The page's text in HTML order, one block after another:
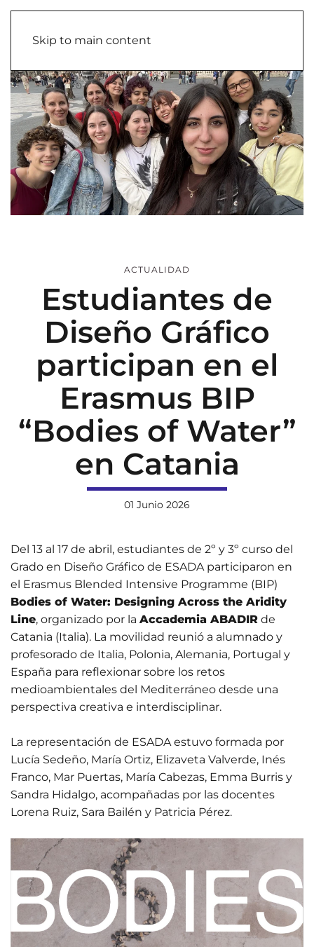
Skip to main content
ACTUALIDAD
Estudiantes de
Diseño Gráfico
participan en el
Erasmus BIP
“Bodies of Water”
en Catania
01 Junio 2026
Del 13 al 17 de abril, estudiantes de 2º y 3º curso del
Grado en Diseño Gráfico de ESADA participaron en
el Erasmus Blended Intensive Programme (BIP)
Bodies of Water: Designing Across the Aridity
Line, organizado por la Accademia ABADIR de
Catania (Italia). La movilidad reunió a alumnado y
profesorado de Italia, Polonia, Alemania, Portugal y
España para reflexionar sobre los retos
medioambientales del Mediterráneo desde una
perspectiva creativa e interdisciplinar.
La representación de ESADA estuvo formada por
Lucía Sedeño, María Ortiz, Elizaveta Valverde, Inés
Franco, Mar Puertas, María Cabezas, Emma Burris y
Sandra Hidalgo, acompañadas por las docentes
Lorena Ruiz, Sara Bailén y Patricia Pérez.